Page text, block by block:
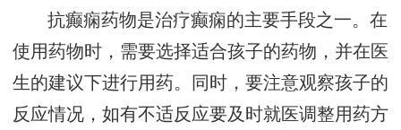
抗癫痫药物是治疗癫痫的主要手段之一。在
使用药物时，需要选择适合孩子的药物，并在医
生的建议下进行用药。同时，要注意观察孩子的
反应情况，如有不适反应要及时就医调整用药方